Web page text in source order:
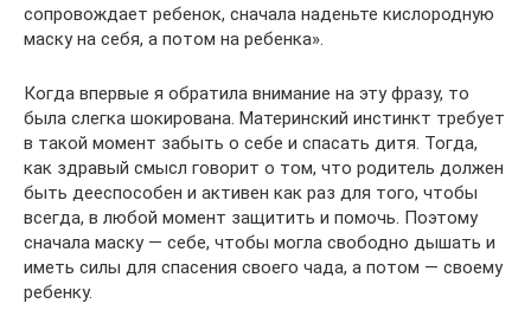
сопровождает ребенок, сначала наденьте кислородную
маску на себя, а потом на ребенка».
Когда впервые я обратила внимание на эту фразу, то
была слегка шокирована. Материнский инстинкт требует
в такой момент забыть о себе и спасать дитя. Тогда,
как здравый смысл говорит о том, что родитель должен
быть дееспособен и активен как раз для того, чтобы
всегда, в любой момент защитить и помочь. Поэтому
сначала маску — себе, чтобы могла свободно дышать и
иметь силы для спасения своего чада, а потом — своему
ребенку.